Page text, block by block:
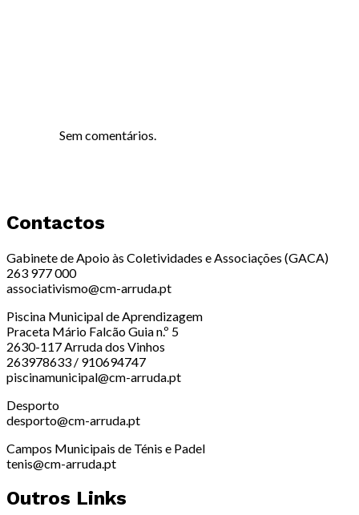
Sem comentários.
Contactos
Gabinete de Apoio às Coletividades e Associações (GACA)
263 977 000
associativismo@cm-arruda.pt
Piscina Municipal de Aprendizagem
Praceta Mário Falcão Guia n.º 5
2630-117 Arruda dos Vinhos
263978633 / 910694747
piscinamunicipal@cm-arruda.pt
Desporto
desporto@cm-arruda.pt
Campos Municipais de Ténis e Padel
tenis@cm-arruda.pt
Outros Links